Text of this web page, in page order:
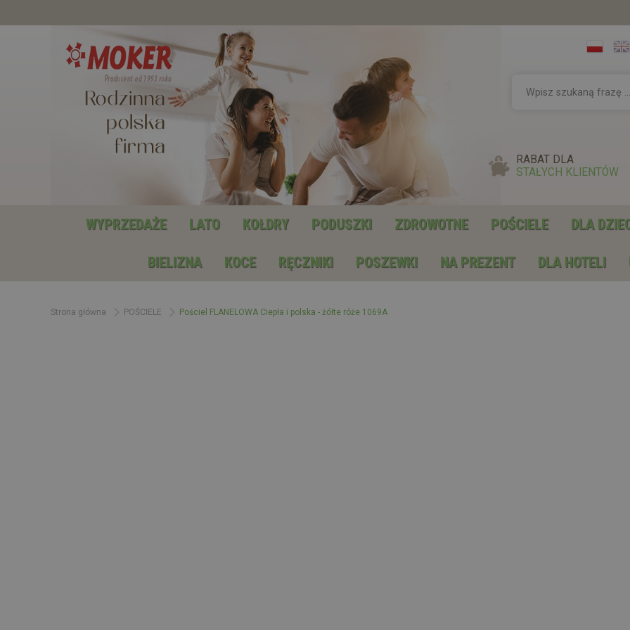
RABAT DLA
STAŁYCH KLIENTÓW
WYPRZEDAŻE LATO KOŁDRY PODUSZKI ZDROWOTNE POŚCIELE DLA
BIELIZNA KOCE RĘCZNIKI POSZEWKI NA PREZENT DLA HOTELI
Strona główna POŚCIELE Pościel FLANELOWA Ciepła i polska - żółte róże 1069A